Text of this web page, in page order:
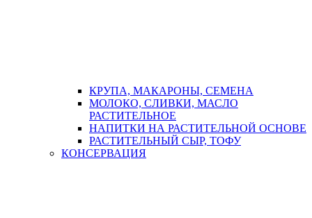
КРУПА, МАКАРОНЫ, СЕМЕНА
МОЛОКО, СЛИВКИ, МАСЛО
РАСТИТЕЛЬНОЕ
НАПИТКИ НА РАСТИТЕЛЬНОЙ ОСНОВЕ
РАСТИТЕЛЬНЫЙ СЫР, ТОФУ
КОНСЕРВАЦИЯ